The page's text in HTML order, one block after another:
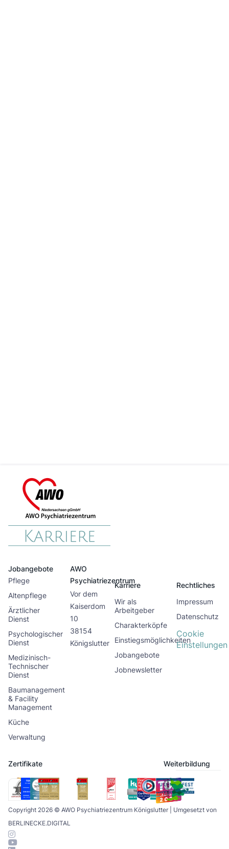
Jobangebote
Pflege
Altenpflege
Ärztlicher
Dienst
Psychologischer
Dienst
Medizinisch-
Technischer
Dienst
Baumanagement
& Facility
Management
Küche
Verwaltung
Karriere
Wir als
Arbeitgeber
Charakterköpfe
Einstiegsmöglichkeiten
Jobangebote
Jobnewsletter
Rechtliches
Impressum
Datenschutz
Cookie
Einstellungen
AWO
Psychiatriezentrum
Vor dem
Kaiserdom
10
38154
Königslutter
Zertifikate Weiterbildung
Copyright 2026 © AWO Psychiatriezentrum Königslutter | Umgesetzt von
BERLINECKE.DIGITAL